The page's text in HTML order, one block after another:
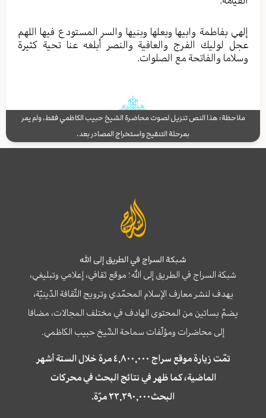
إلهي بفاطمة وابیها وبعلها وبنیها والسر المستودع فیها اللهم
عجل لولیك الفرج والعافیة والنصر أبلغه عنا تحیة کثیرة
وسلاما والفاتحة مع الصلوات.
ملاحظة: هذا النص تنزيل لصوت محاضرة الشيخ حبيب الكاظمي فقط، ولم يمر
بمرحلة التنقيح واستخراج المصادر بعد.
شبكة السراج في الطريق إلى الله
شبكة السراج في الطريق إلى الله؛ موقع ثقافي، إعلامي وتبليغي،
يهدف لنشر معارف الإسلام المحمّدي وترويج الثّقافة الدّينيّة،
يضمّ بساتين من المحتوى الهادف في مختلف المجالات، مضافا
إلى محاضرات ومؤلّفات سماحة الشّيخ حبيب الكاظمي.
تمّت زيارة موقع سراج ٤,٨٠٠,٠٠٠ مرة خلال الستة أشهر
الماضية، كما ظهر في نتائج البحث في محركات
البحث٢٢,٢٩٠,٠٠٠ مرّة.